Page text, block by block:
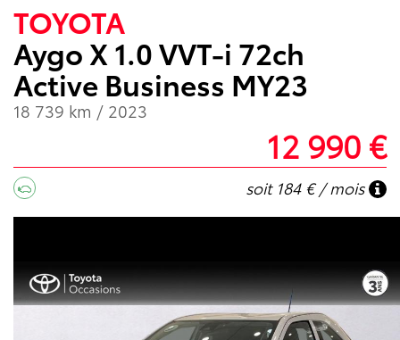
TOYOTA
Aygo X 1.0 VVT-i 72ch
Active Business MY23
18 739 km / 2023
12 990 €
soit 184 € / mois